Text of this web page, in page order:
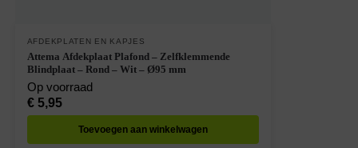
AFDEKPLATEN EN KAPJES
Attema Afdekplaat Plafond – Zelfklemmende
Blindplaat – Rond – Wit – Ø95 mm
Op voorraad
€5,95
Toevoegen aan winkelwagen